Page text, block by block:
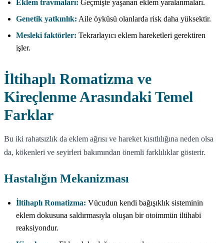
Eklem travmaları: Geçmişte yaşanan eklem yaralanmaları.
Genetik yatkınlık: Aile öyküsü olanlarda risk daha yüksektir.
Mesleki faktörler: Tekrarlayıcı eklem hareketleri gerektiren
işler.
İltihaplı Romatizma ve
Kireçlenme Arasındaki Temel
Farklar
Bu iki rahatsızlık da eklem ağrısı ve hareket kısıtlılığına neden olsa
da, kökenleri ve seyirleri bakımından önemli farklılıklar gösterir.
Hastalığın Mekanizması
İltihaplı Romatizma: Vücudun kendi bağışıklık sisteminin
eklem dokusuna saldırmasıyla oluşan bir otoimmün iltihabi
reaksiyondur.